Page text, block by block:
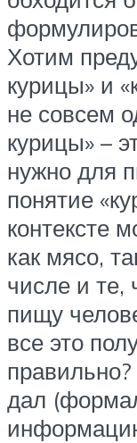
Хотим
курицы» и
не совсем
курицы» –
нужно для
понятие
контексте
как мясо,
числе и те,
пищу
все это
дал